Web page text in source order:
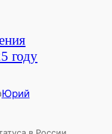
году
Юрий